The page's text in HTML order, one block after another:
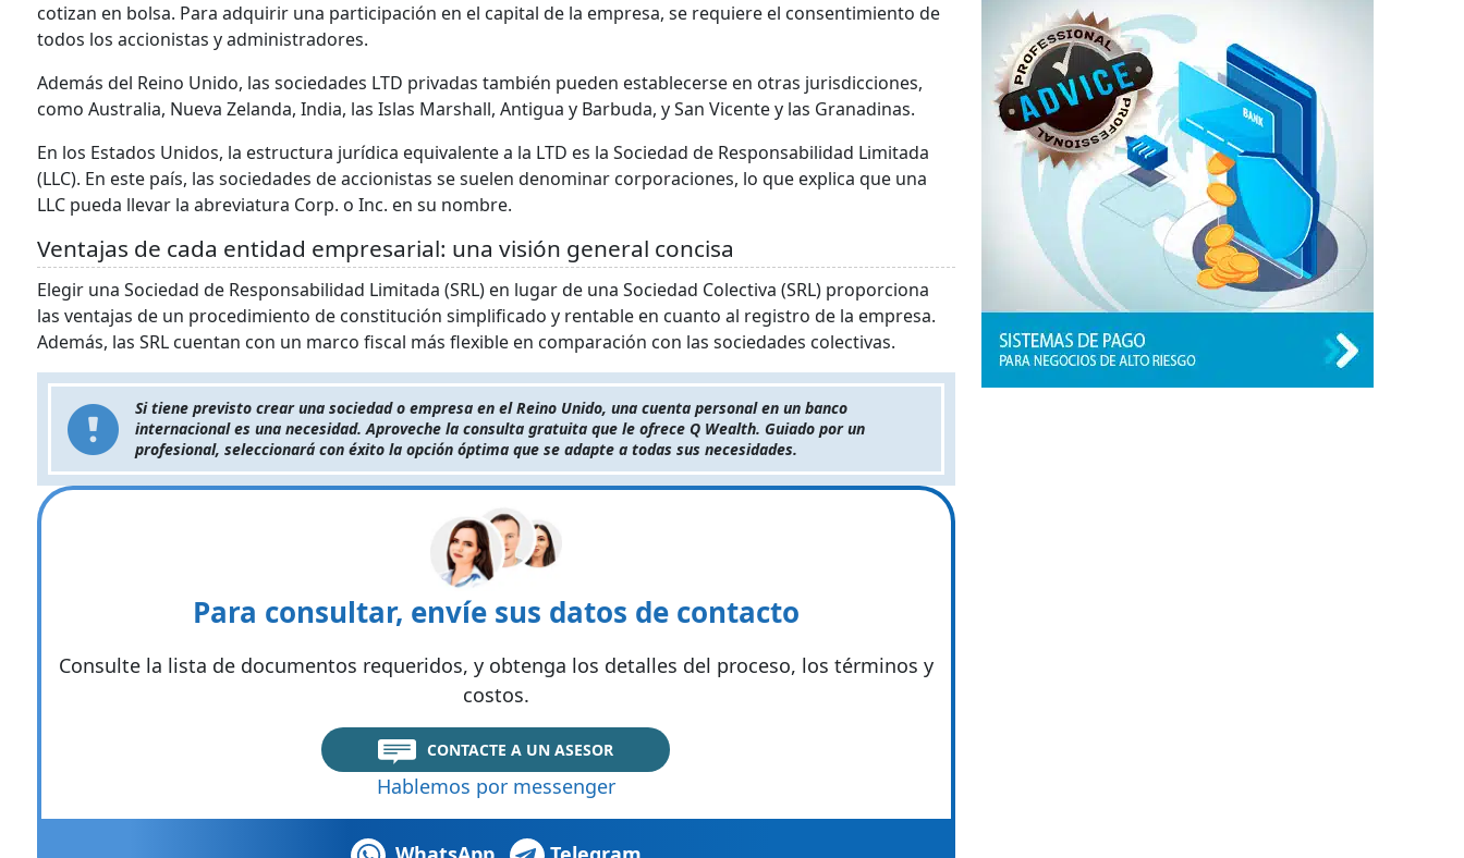
cotizan en bolsa. Para adquirir una participación en el capital de la empresa, se requiere el consentimiento de
todos los accionistas y administradores.
Además del Reino Unido, las sociedades LTD privadas también pueden establecerse en otras jurisdicciones,
como Australia, Nueva Zelanda, India, las Islas Marshall, Antigua y Barbuda, y San Vicente y las Granadinas.
En los Estados Unidos, la estructura jurídica equivalente a la LTD es la Sociedad de Responsabilidad Limitada
(LLC). En este país, las sociedades de accionistas se suelen denominar corporaciones, lo que explica que una
LLC pueda llevar la abreviatura Corp. o Inc. en su nombre.
Ventajas de cada entidad empresarial: una visión general concisa
Elegir una Sociedad de Responsabilidad Limitada (SRL) en lugar de una Sociedad Colectiva (SRL) proporciona
las ventajas de un procedimiento de constitución simplificado y rentable en cuanto al registro de la empresa.
Además, las SRL cuentan con un marco fiscal más flexible en comparación con las sociedades colectivas.
Si tiene previsto crear una sociedad o empresa en el Reino Unido, una cuenta personal en un banco
internacional es una necesidad. Aproveche la consulta gratuita que le ofrece Q Wealth. Guiado por un
profesional, seleccionará con éxito la opción óptima que se adapte a todas sus necesidades.
Para consultar, envíe sus datos de contacto
Consulte la lista de documentos requeridos, y obtenga los detalles del proceso, los términos y
costos.
CONTACTE A UN ASESOR
Hablemos por messenger